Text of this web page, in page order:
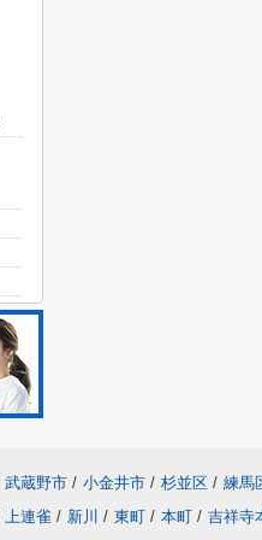
武蔵野市 / 小金井市 / 杉並区 / 練馬
上連雀 / 新川 / 東町 / 本町 / 吉祥寺